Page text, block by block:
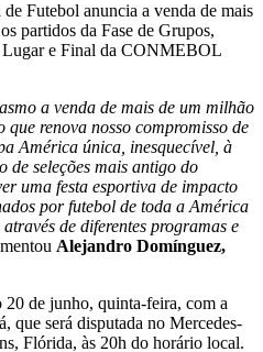
Futebol anuncia a venda de mais
partidos da Fase de Grupos,
Lugar e Final da CONMEBOL
a venda de mais de um milhão
que renova nosso compromisso de
América única, inesquecível, à
seleções mais antigo do
uma festa esportiva de impacto
por futebol de toda a América
de diferentes programas e
Alejandro Domínguez,
de junho, quinta-feira, com a
que será disputada no Mercedes-
Flórida, às 20h do horário local.